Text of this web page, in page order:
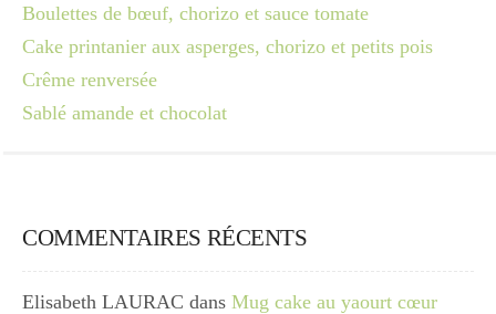
Boulettes de bœuf, chorizo et sauce tomate
Cake printanier aux asperges, chorizo et petits pois
Crême renversée
Sablé amande et chocolat
COMMENTAIRES RÉCENTS
Elisabeth LAURAC dans Mug cake au yaourt cœur